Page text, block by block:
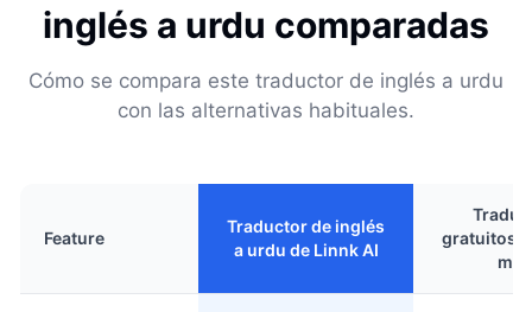
inglés a urdu comparadas
Cómo se compara este traductor de inglés a urdu
con las alternativas habituales.
Feature
Traductor de inglés
a urdu de Linnk AI
gratuitos